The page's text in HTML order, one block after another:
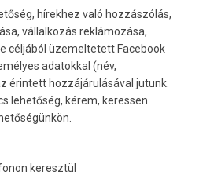
hírekhez való hozzászólás,
vállalkozás reklámozása,
céljából üzemeltetett Facebook
adatokkal (név,
érintett hozzájárulásával jutunk.
lehetőség, kérem, keressen
keresztül